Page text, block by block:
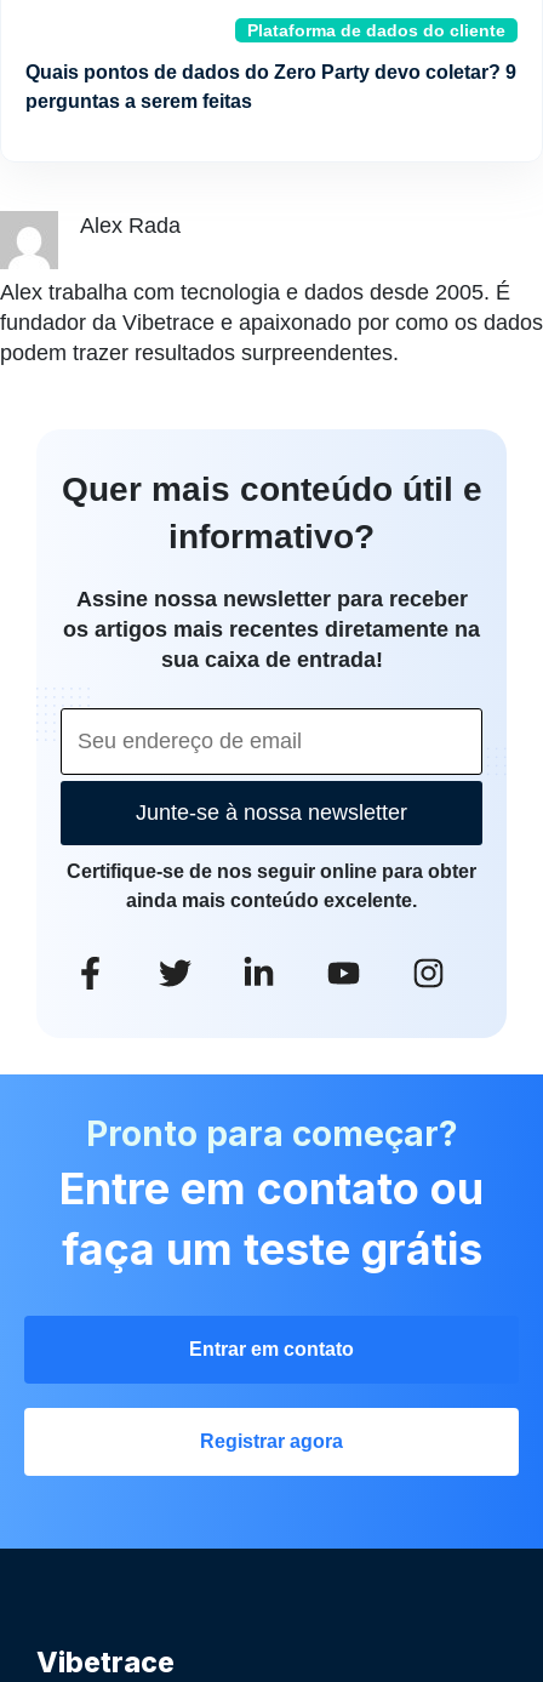
Plataforma de dados do cliente
Quais pontos de dados do Zero Party devo coletar? 9
perguntas a serem feitas
Alex Rada
Alex trabalha com tecnologia e dados desde 2005. É
fundador da Vibetrace e apaixonado por como os dados
podem trazer resultados surpreendentes.
Quer mais conteúdo útil e
informativo?
Assine nossa newsletter para receber
os artigos mais recentes diretamente na
sua caixa de entrada!
Junte-se à nossa newsletter
Certifique-se de nos seguir online para obter
ainda mais conteúdo excelente.
Pronto para começar?
Entre em contato ou
faça um teste grátis
Entrar em contato
Registrar agora
Vibetrace